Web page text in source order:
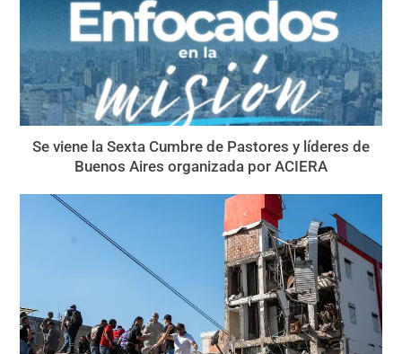
Se viene la Sexta Cumbre de Pastores y líderes de
Buenos Aires organizada por ACIERA